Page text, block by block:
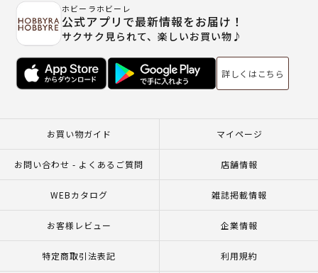
ホビーラホビーレ
公式アプリで最新情報をお届け！
サクサク見られて、楽しいお買い物♪
詳しくはこちら
お買い物ガイド マイページ
お問い合わせ - よくあるご質問 店舗情報
WEBカタログ 雑誌掲載情報
お客様レビュー 企業情報
特定商取引法表記 利用規約